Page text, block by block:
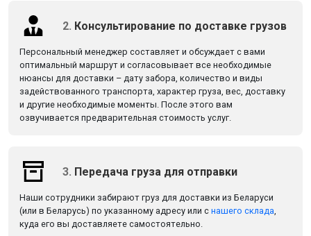
2. Консультирование по доставке грузов
Персональный менеджер составляет и обсуждает с вами
оптимальный маршрут и согласовывает все необходимые
нюансы для доставки – дату забора, количество и виды
задействованного транспорта, характер груза, вес, доставку
и другие необходимые моменты. После этого вам
озвучивается предварительная стоимость услуг.
3. Передача груза для отправки
Наши сотрудники забирают груз для доставки из Беларуси
(или в Беларусь) по указанному адресу или с нашего склада,
куда его вы доставляете самостоятельно.